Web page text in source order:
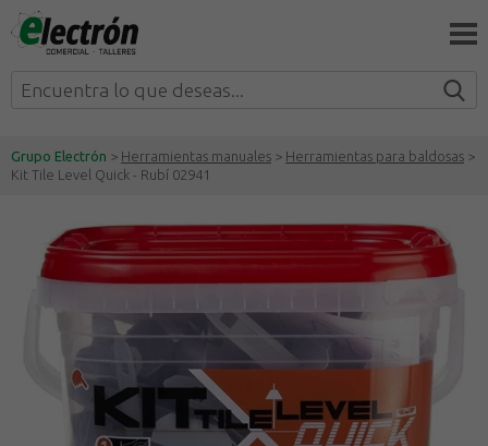
Grupo Electrón > Herramientas manuales > Herramientas para baldosas >
Kit Tile Level Quick - Rubí 02941